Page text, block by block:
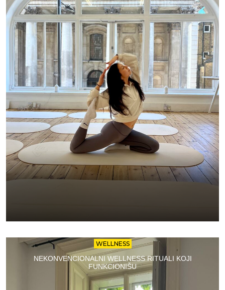
WELLNESS
NEKONVENCIONALNI WELLNESS RITUALI KOJI
FUNKCIONIŠU